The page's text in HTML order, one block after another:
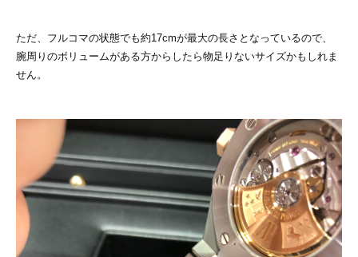
ただ、フルコマの状態でも約17cmが最大の長さとなっているので、
腕周りのボリュームがある方からしたら物足りないサイズかもしれま
せん。